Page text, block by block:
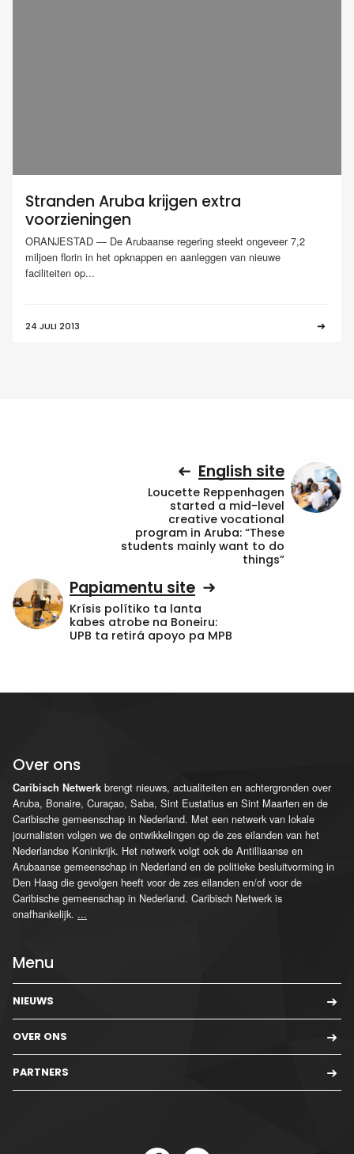
Stranden Aruba krijgen extra
voorzieningen
ORANJESTAD — De Arubaanse regering steekt ongeveer 7,2
miljoen florin in het opknappen en aanleggen van nieuwe
faciliteiten op...
24 JULI 2013
English site
Loucette Reppenhagen
started a mid-level
creative vocational
program in Aruba: “These
students mainly want to do
things”
Papiamentu site
Krísis polítiko ta lanta
kabes atrobe na Boneiru:
UPB ta retirá apoyo pa MPB
Over ons
Caribisch Netwerk brengt nieuws, actualiteiten en achtergronden over
Aruba, Bonaire, Curaçao, Saba, Sint Eustatius en Sint Maarten en de
Caribische gemeenschap in Nederland. Met een netwerk van lokale
journalisten volgen we de ontwikkelingen op de zes eilanden van het
Nederlandse Koninkrijk. Het netwerk volgt ook de Antilliaanse en
Arubaanse gemeenschap in Nederland en de politieke besluitvorming in
Den Haag die gevolgen heeft voor de zes eilanden en/of voor de
Caribische gemeenschap in Nederland. Caribisch Netwerk is
onafhankelijk. ...
Menu
NIEUWS
OVER ONS
PARTNERS